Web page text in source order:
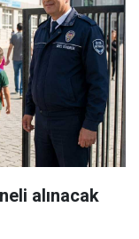
alınacak